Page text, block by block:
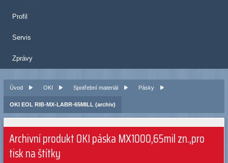
Profil
Servis
Zprávy
Úvod OKI Spotřební materiál Pásky
OKI EOL RIB-MX-LABR-65MILL (archiv)
Archivní produkt OKI páska MX1000,65mil zn.,pro
tisk na štítky